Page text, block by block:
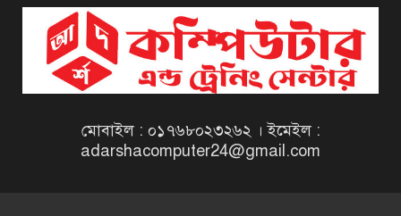
বিজ্ঞপ্তি ২০২৬ | Taxes Zone
Dinajpur Job Circular 2026
বেসরকারি সংস্থা সেতু (SETU)
Job Circular 2026
মোবাইল : ০১৭৬৮০২৩২৬২ । ইমেইল :
adarshacomputer24@gmail.com